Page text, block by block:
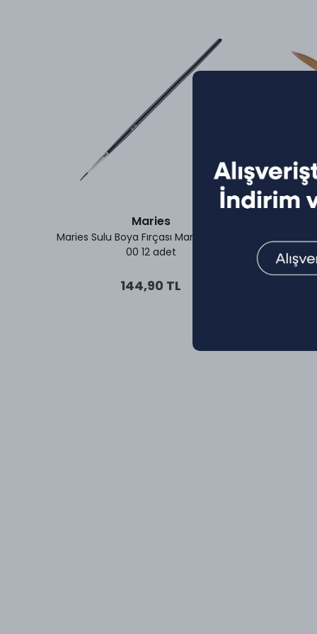
Maries
Maries Sulu Boya Fırçası Martol No 145-
00 12 adet
144,90 TL
Art Sulu